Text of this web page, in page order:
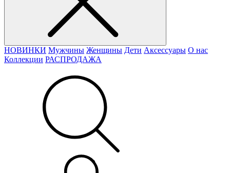
НОВИНКИ Мужчины Женщины Дети Аксессуары О нас
Коллекции РАСПРОДАЖА